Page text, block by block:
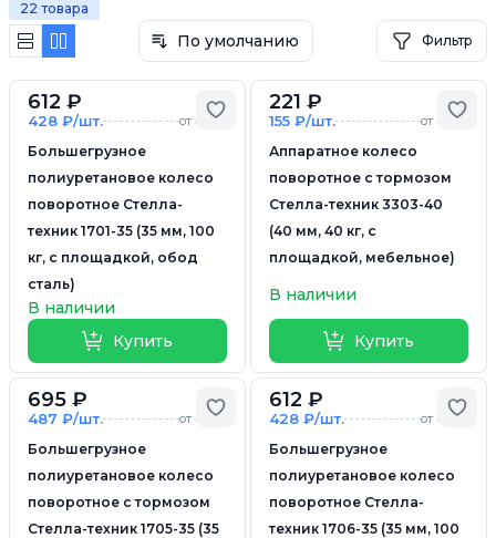
22 товара
По умолчанию Фильтр
Добавить в избранное
612 ₽
428 ₽/шт. от 4 шт.
Большегрузное
полиуретановое колесо
поворотное Стелла-
техник 1701-35 (35 мм, 100
кг, с площадкой, обод
сталь)
В наличии
Купить
221 ₽
155 ₽/шт. от 4 шт.
Аппаратное колесо
поворотное с тормозом
Стелла-техник 3303-40
(40 мм, 40 кг, с
площадкой, мебельное)
В наличии
Купить
Добавить в избранное
695 ₽
487 ₽/шт. от 4 шт.
Большегрузное
полиуретановое колесо
поворотное с тормозом
Стелла-техник 1705-35 (35
612 ₽
428 ₽/шт. от 4 шт.
Большегрузное
полиуретановое колесо
поворотное Стелла-
техник 1706-35 (35 мм, 100